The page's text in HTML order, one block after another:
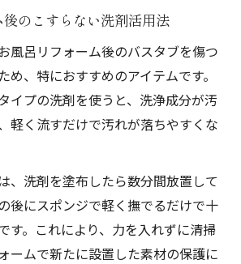
のこすらない洗剤活用法
風呂リフォーム後のバスタブを傷つ
め、特におすすめのアイテムです。
イプの洗剤を使うと、洗浄成分が汚
軽く流すだけで汚れが落ちやすくな
、洗剤を塗布したら数分間放置して
後にスポンジで軽く撫でるだけで十
す。これにより、力を入れずに清掃
ームで新たに設置した素材の保護に